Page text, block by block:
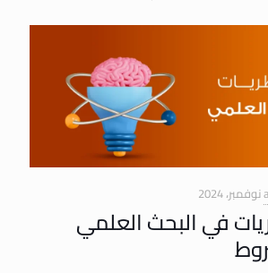
في البحث العلمي